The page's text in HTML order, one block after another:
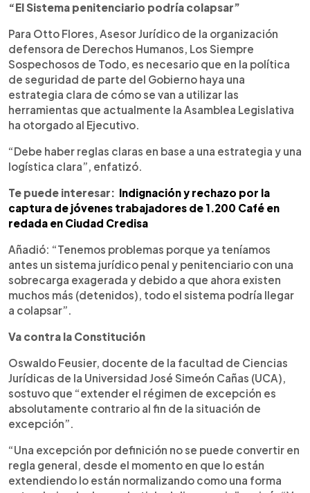
“El Sistema penitenciario podría colapsar”
Para Otto Flores, Asesor Jurídico de la organización
defensora de Derechos Humanos, Los Siempre
Sospechosos de Todo, es necesario que en la política
de seguridad de parte del Gobierno haya una
estrategia clara de cómo se van a utilizar las
herramientas que actualmente la Asamblea Legislativa
ha otorgado al Ejecutivo.
“Debe haber reglas claras en base a una estrategia y una
logística clara”, enfatizó.
Te puede interesar: Indignación y rechazo por la
captura de jóvenes trabajadores de 1.200 Café en
redada en Ciudad Credisa
Añadió: “Tenemos problemas porque ya teníamos
antes un sistema jurídico penal y penitenciario con una
sobrecarga exagerada y debido a que ahora existen
muchos más (detenidos), todo el sistema podría llegar
a colapsar”.
Va contra la Constitución
Oswaldo Feusier, docente de la facultad de Ciencias
Jurídicas de la Universidad José Simeón Cañas (UCA),
sostuvo que “extender el régimen de excepción es
absolutamente contrario al fin de la situación de
excepción”.
“Una excepción por definición no se puede convertir en
regla general, desde el momento en que lo están
extendiendo lo están normalizando como una forma